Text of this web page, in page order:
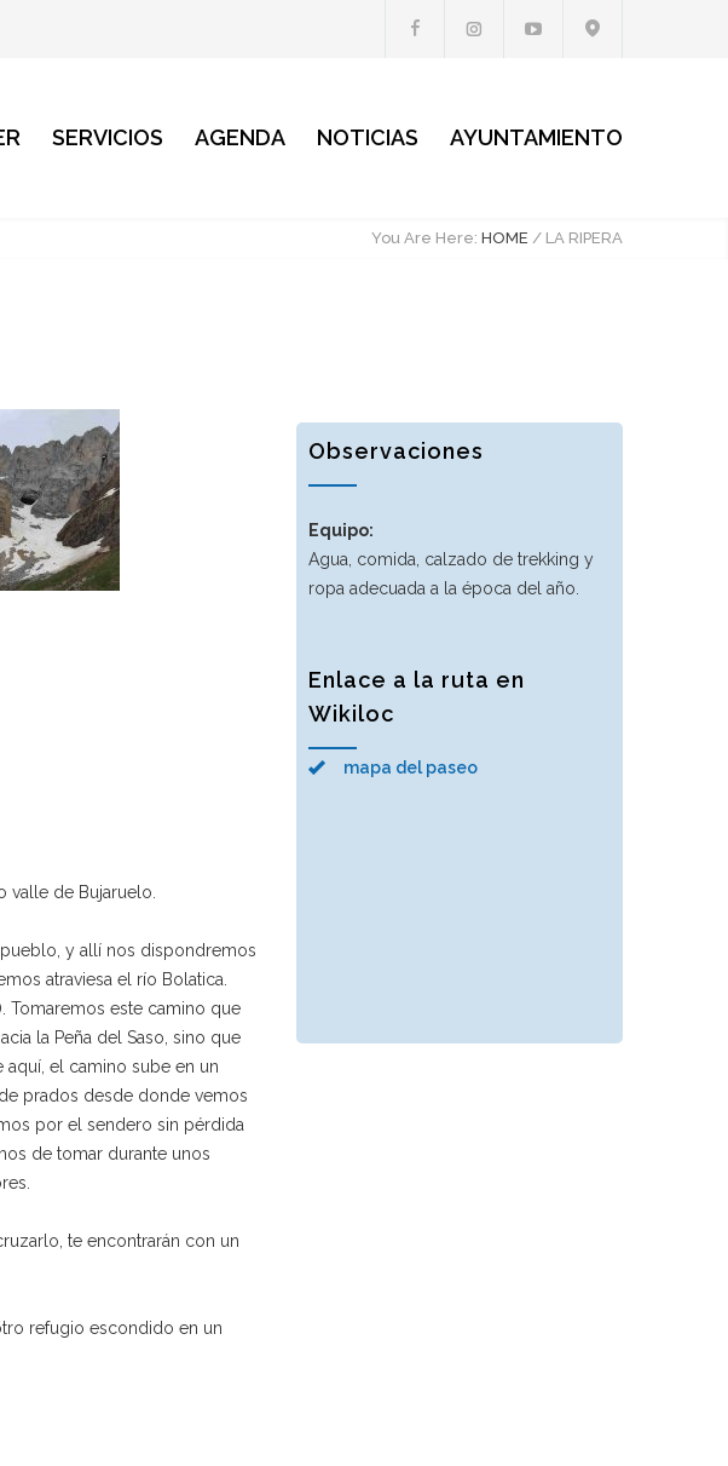
SERVICIOS AGENDA NOTICIAS AYUNTAMIENTO
You Are Here: HOME / LA RIPERA
valle de Bujaruelo.
pueblo, y allí nos dispondremos
atraviesa el río Bolatica.
Tomaremos este camino que
la Peña del Saso, sino que
el camino sube en un
prados desde donde vemos
por el sendero sin pérdida
de tomar durante unos
te encontrarán con un
refugio escondido en un
Observaciones
Equipo:
Agua, comida, calzado de trekking y
ropa adecuada a la época del año.
Enlace a la ruta en
Wikiloc
mapa del paseo